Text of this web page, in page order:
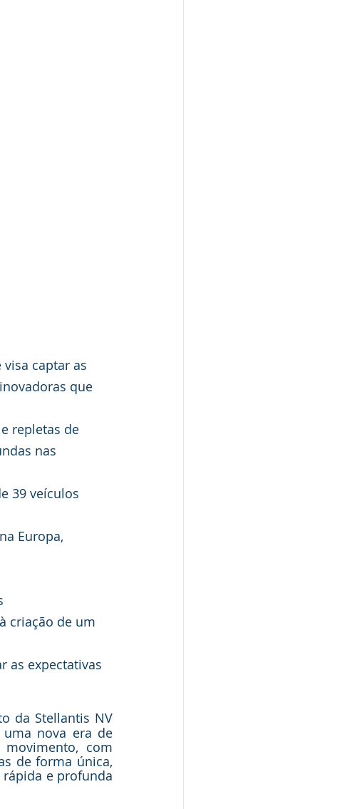
captar as
que
repletas de
nas
39 veículos
Europa,
criação de um
as expectativas
da Stellantis NV
uma nova era de
com
de forma única,
e profunda